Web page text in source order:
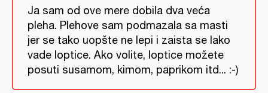
Ja sam od ove mere dobila dva veća
pleha. Plehove sam podmazala sa masti
jer se tako uopšte ne lepi i zaista se lako
vade loptice. Ako volite, loptice možete
posuti susamom, kimom, paprikom itd... :-)